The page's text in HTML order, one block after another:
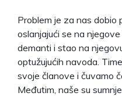
Problem je za nas dobio
oslanjajući se na
demanti i stao na
optužujućih navoda.
svoje članove i čuvamo
Međutim, naše su